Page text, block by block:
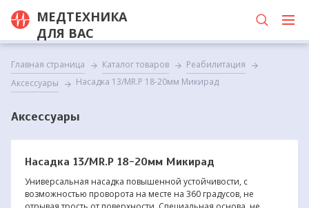
МЕДТЕХНИКА
ДЛЯ ВАС
Главная страница Каталог товаров
Реабилитация
Аксессуары
Насадка 13/MR.P 18-20мм Микирад
Аксессуары
Насадка 13/MR.P 18-20мм Микирад
Универсальная насадка повышенной устойчивости, с
возможностью проворота на месте на 360 градусов, не